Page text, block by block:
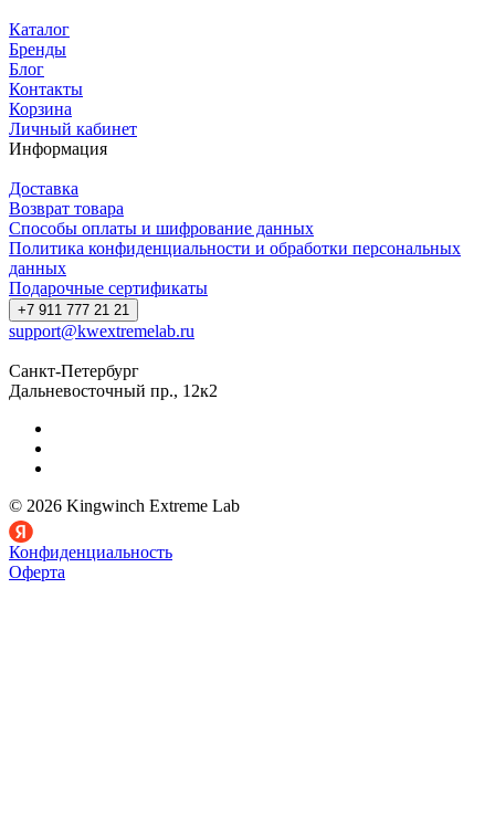
Каталог
Бренды
Блог
Контакты
Корзина
Личный кабинет
Информация
Доставка
Возврат товара
Способы оплаты и шифрование данных
Политика конфиденциальности и обработки персональных
данных
Подарочные сертификаты
+7 911 777 21 21
support@kwextremelab.ru
Санкт-Петербург
Дальневосточный пр., 12к2
© 2026 Kingwinch Extreme Lab
Конфиденциальность
Оферта